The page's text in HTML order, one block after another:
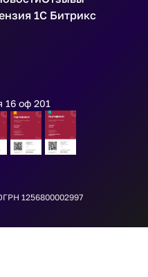
1С Битрикс
16 оф 201
1256800002997